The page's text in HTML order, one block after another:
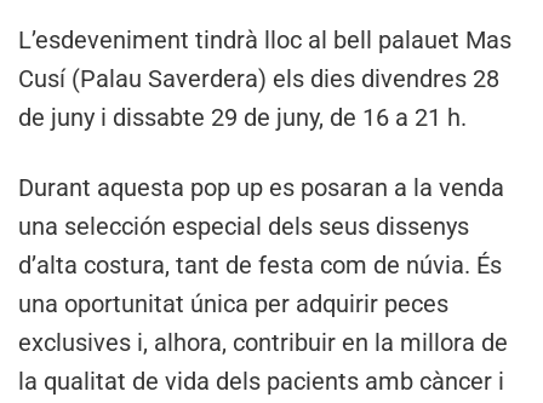
L’esdeveniment tindrà lloc al bell palauet Mas
Cusí (Palau Saverdera) els dies divendres 28
de juny i dissabte 29 de juny, de 16 a 21 h.
Durant aquesta pop up es posaran a la venda
una selección especial dels seus dissenys
d’alta costura, tant de festa com de núvia. És
una oportunitat única per adquirir peces
exclusives i, alhora, contribuir en la millora de
la qualitat de vida dels pacients amb càncer i